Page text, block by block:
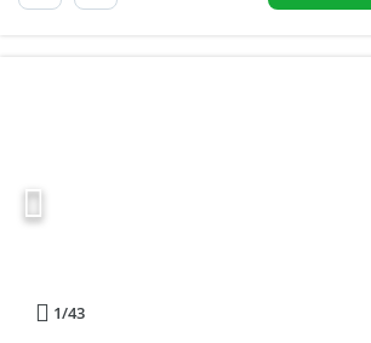
1/43